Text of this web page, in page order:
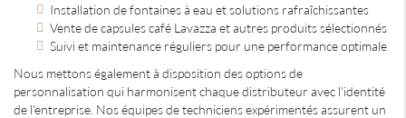
Installation de fontaines à eau et solutions rafraîchissantes
Vente de capsules café Lavazza et autres produits sélectionnés
Suivi et maintenance réguliers pour une performance optimale
Nous mettons également à disposition des options de
personnalisation qui harmonisent chaque distributeur avec l'identité
de l'entreprise. Nos équipes de techniciens expérimentés assurent un